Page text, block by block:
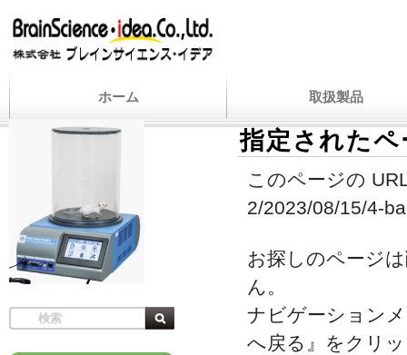
ホーム 取扱製品
指定された
このページの
2/2023/08/15/4-
お探しのページ
ん。
ナビゲーション
へ戻る』をクリ